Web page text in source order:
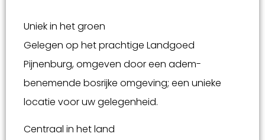
Uniek in het groen
Gelegen op het prachtige Landgoed
Pijnenburg, omgeven door een adem-
benemende bosrijke omgeving; een unieke
locatie voor uw gelegenheid.
Centraal in het land